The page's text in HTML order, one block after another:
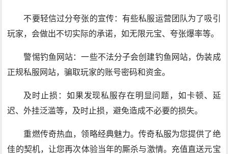
不要轻信过分夸张的宣传：有些私服运营团队为了吸引
玩家，会做出不切实际的承诺，如无限元宝、夸张爆率等。
警惕钓鱼网站：一些不法分子会创建钓鱼网站，伪装成
正规私服网站，骗取玩家的账号密码和资金。
及时止损：如果发现私服存在明显问题，如卡顿、延
迟、外挂泛滥等，及时止损，避免造成不必要的损失。
重燃传奇热血，领略经典魅力。传奇私服为您提供了绝
佳的契机，让您再次体验当年的厮杀与激情。充值直送元宝